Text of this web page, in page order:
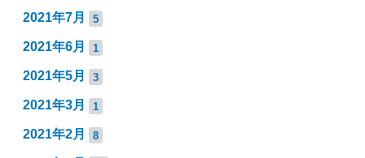
2021年7月 5
2021年6月 1
2021年5月 3
2021年3月 1
2021年2月 8